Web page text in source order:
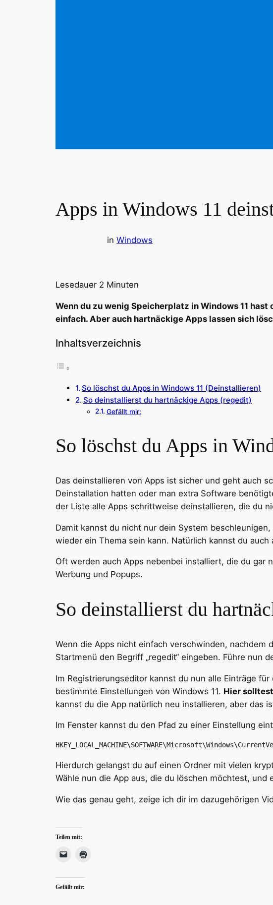
Apps in Windows 11
in Windows
Lesedauer 2 Minuten
Wenn du zu wenig Speicherplatz in Windows 11
einfach. Aber auch hartnäckige Apps lassen sich
Inhaltsverzeichnis
So löschst du Apps in Windows 11 (Deinstallieren)
So deinstallierst du hartnäckige Apps (regedit)
Gefällt mir:
So löschst du Apps in
Das deinstallieren von Apps ist sicher und geht auch
Deinstallation hatten oder man extra Software
der Liste alle Apps schrittweise deinstallieren, die du
Damit kannst du nicht nur dein System
wieder ein Thema sein kann. Natürlich kannst du
Oft werden auch Apps nebenbei installiert, die du
Werbung und Popups.
So deinstallierst du
Wenn die Apps nicht einfach verschwinden,
Startmenü den Begriff „regedit“ eingeben. Führe nun
Im Registrierungseditor kannst du nun alle Einträge
bestimmte Einstellungen von Windows 11. Hier
kannst du die App natürlich neu installieren, aber das
Im Fenster kannst du den Pfad zu einer Einstellung
Hierdurch gelangst du auf einen Ordner mit vielen
Wähle nun die App aus, die du löschen möchtest,
Wie das genau geht, zeige ich dir im dazugehörigen
Teilen mit:
Gefällt mir: